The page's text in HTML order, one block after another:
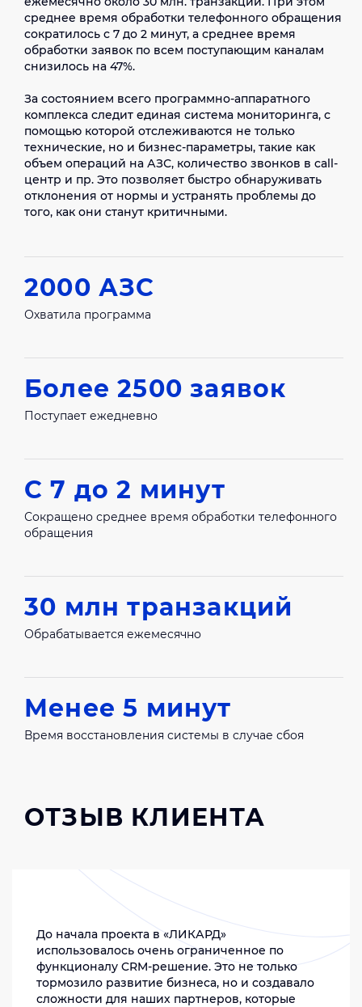
совместно осуществляют эксплуатационные
подразделения заказчика и интегратора.
Постоянно на территории группы «Лукойл»
работает выделенная команда инженеров
«Инфосистемы Джет», а при необходимости
эксперты. Объединенная команда обеспечивает
развитие созданного ИТ-ландшафта.
среднее время обработки телефонного обращения
сократилось с 7 до 2 минут, а среднее время
обработки заявок по всем поступающим каналам
снизилось на 47%.
За состоянием всего программно-аппаратного
комплекса следит единая система мониторинга, с
помощью которой отслеживаются не только
технические, но и бизнес-параметры, такие как
объем операций на АЗС, количество звонков в call-
центр и пр. Это позволяет быстро обнаруживать
отклонения от нормы и устранять проблемы до
того, как они станут критичными.
2000 АЗС
Охватила программа
Более 2500 заявок
Поступает ежедневно
С 7 до 2 минут
Сокращено среднее время обработки телефонного
обращения
30 млн транзакций
Обрабатывается ежемесячно
Менее 5 минут
Время восстановления системы в случае сбоя
ОТЗЫВ КЛИЕНТА
До начала проекта в «ЛИКАРД»
использовалось очень ограниченное по
функционалу CRM-решение. Это не только
тормозило развитие бизнеса, но и создавало
сложности для наших партнеров, которые